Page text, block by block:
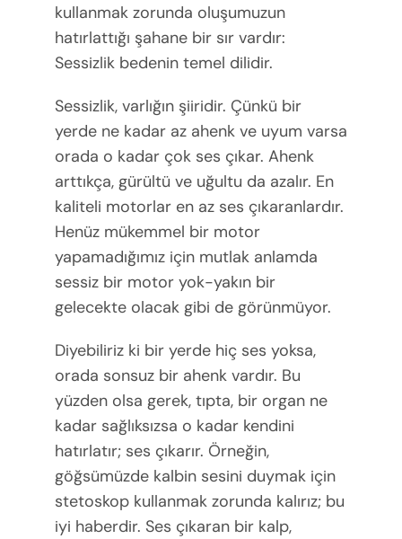
kullanmak zorunda oluşumuzun
hatırlattığı şahane bir sır vardır:
Sessizlik bedenin temel dilidir.
Sessizlik, varlığın şiiridir. Çünkü bir
yerde ne kadar az ahenk ve uyum varsa
orada o kadar çok ses çıkar. Ahenk
arttıkça, gürültü ve uğultu da azalır. En
kaliteli motorlar en az ses çıkaranlardır.
Henüz mükemmel bir motor
yapamadığımız için mutlak anlamda
sessiz bir motor yok-yakın bir
gelecekte olacak gibi de görünmüyor.
Diyebiliriz ki bir yerde hiç ses yoksa,
orada sonsuz bir ahenk vardır. Bu
yüzden olsa gerek, tıpta, bir organ ne
kadar sağlıksızsa o kadar kendini
hatırlatır; ses çıkarır. Örneğin,
göğsümüzde kalbin sesini duymak için
stetoskop kullanmak zorunda kalırız; bu
iyi haberdir. Ses çıkaran bir kalp,